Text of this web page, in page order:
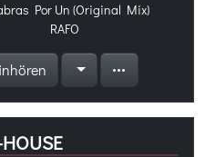
Por Un (Original Mix)
RAFO